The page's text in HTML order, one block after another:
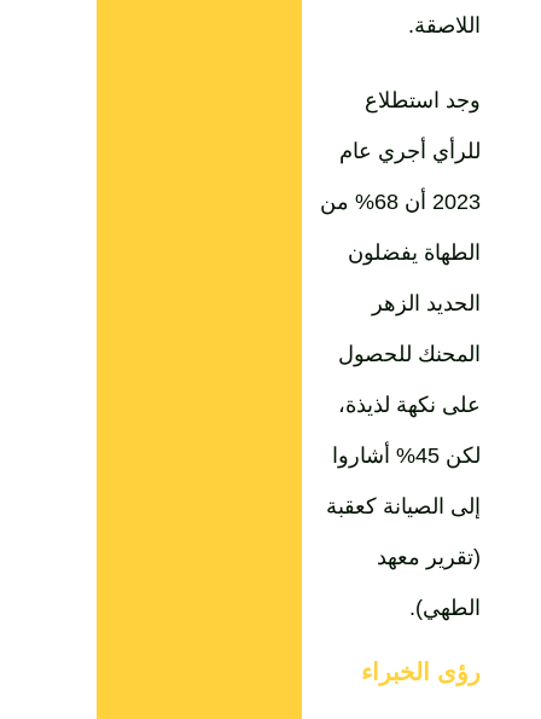
اللاصقة.
وجد استطلاع
للرأي أجري عام
2023 أن 68% من
الطهاة يفضلون
الحديد الزهر
المحنك للحصول
على نكهة لذيذة،
لكن 45% أشاروا
إلى الصيانة كعقبة
(تقرير معهد
الطهي).
رؤى الخبراء